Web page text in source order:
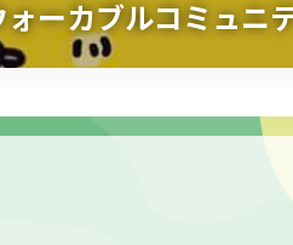
ーカブルコミュニ